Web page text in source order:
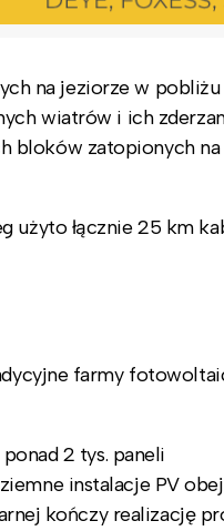
na jeziorze w pobliżu
wiatrów i ich
bloków zatopionych
użyto łącznie 25 km
farmy
2 tys. paneli
instalacje PV
kończy realizację